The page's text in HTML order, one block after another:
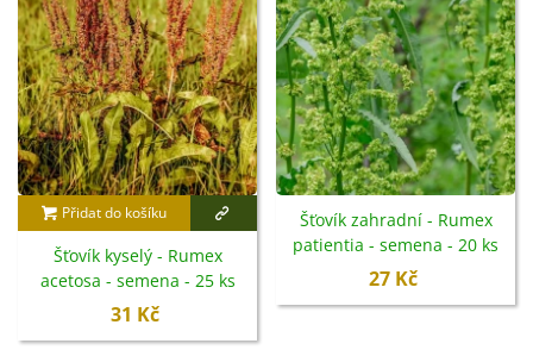
odstraňujte včas květní stonky.
Přidat do košíku
Šťovík kyselý - Rumex
acetosa - semena - 25 ks
31 Kč
Šťovík zahradní - Rumex
patientia - semena - 20 ks
27 Kč